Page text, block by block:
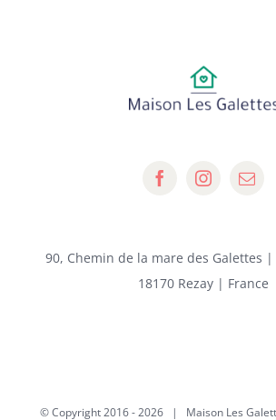
90, Chemin de la mare des Galettes |
18170 Rezay | France
© Copyright 2016 -2026 | Maison Les